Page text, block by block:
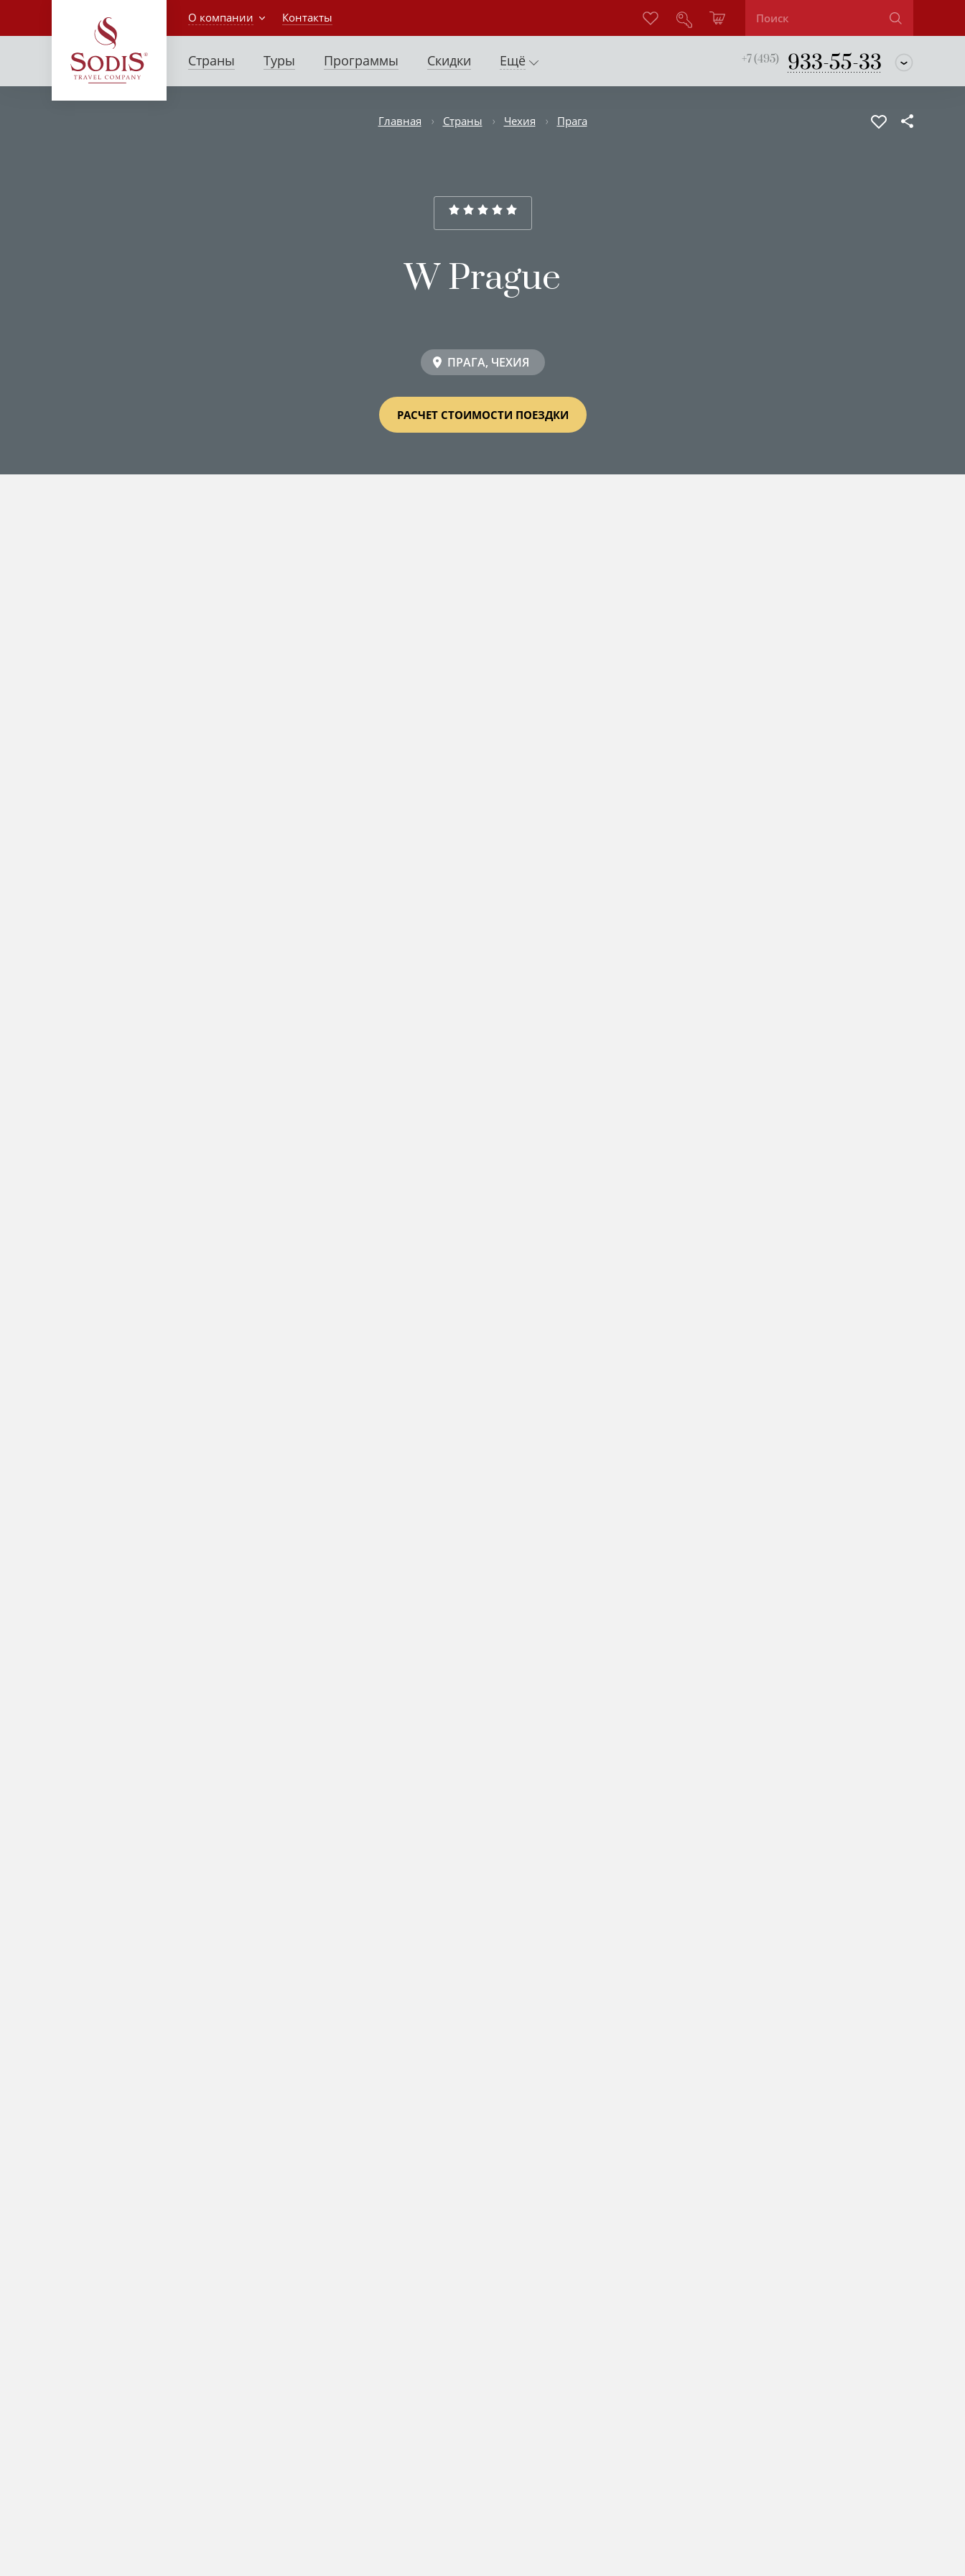
О компании Контакты
Страны Туры Программы Скидки Ещё +7 (495) 933-55-33
Главная Страны Чехия Прага
W Prague
ПРАГА, ЧЕХИЯ
РАСЧЕТ СТОИМОСТИ ПОЕЗДКИ